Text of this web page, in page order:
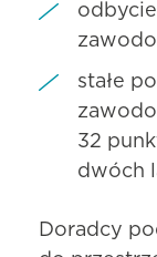
stałe
32
dwóch
Doradcy